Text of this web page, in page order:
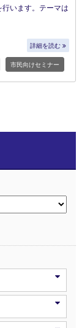
います。テーマは
詳細を読む
市民向けセミナー